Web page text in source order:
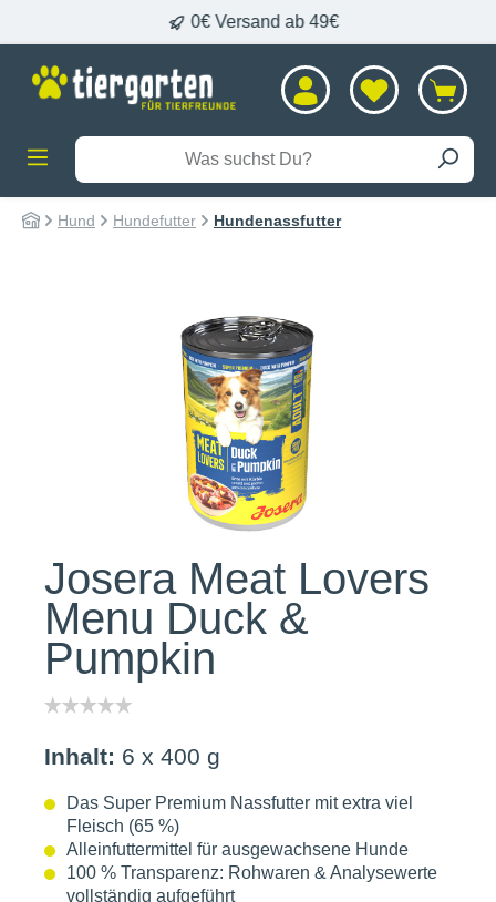
0€ Versand ab 49€
Hund Hundefutter Hundenassfutter
Josera Meat Lovers
Menu Duck &
Pumpkin
Inhalt: 6 x 400 g
Das Super Premium Nassfutter mit extra viel
Fleisch (65 %)
Alleinfuttermittel für ausgewachsene Hunde
100 % Transparenz: Rohwaren & Analysewerte
vollständig aufgeführt